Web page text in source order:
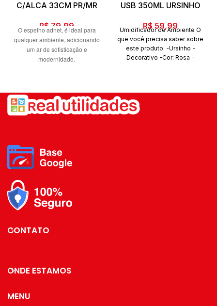
C/ALCA 33CM PR/MR
R$ 79,99
O espelho adnet, é ideal para
qualquer ambiente, adicionando
um ar de sofisticação e
modernidade.
decoração localizada Na Vila
Gilda em Santo André sp.
Transparência e honestidade é a
a segurança de ter uma loja física
de fácil acesso para a resolução
de qualquer problema.
USB 350ML URSINHO
R$ 59,99
Umidificador de Ambiente O
que você precisa saber sobre
este produto: -Ursinho -
Decorativo -Cor: Rosa -
13,5x7cm -Composição:
Plástico -Código de Barras:
9620231222074
CONTATO
ONDE ESTAMOS
MENU